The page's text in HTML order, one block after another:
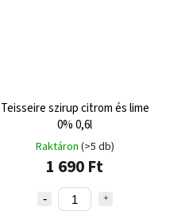
Teisseire szirup citrom és lime
0% 0,6l
Raktáron (>5 db)
1 690 Ft